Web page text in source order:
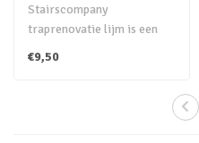
Stairscompany
traprenovatie lijm is een
overschilderb..
€9,50